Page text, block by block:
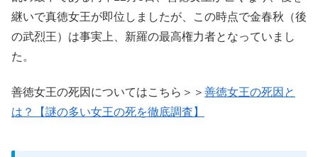
継いで真徳女王が即位しましたが、この時点で金春秋（後
の武烈王）は事実上、新羅の最高権力者となっていまし
た。
善徳女王の死因についてはこちら＞＞ 善徳女王の死因と
は？【謎の多い女王の死を徹底調査】